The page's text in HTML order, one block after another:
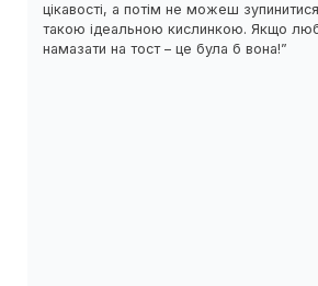
цікавості, а потім не можеш
такою ідеальною кислинкою. Якщо
намазати на тост – це була б вона!”